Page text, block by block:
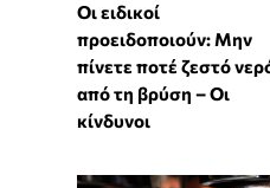
Οι ειδικοί
προειδοποιούν: Μην
πίνετε ποτέ ζεστό
από τη βρύση – Οι
κίνδυνοι